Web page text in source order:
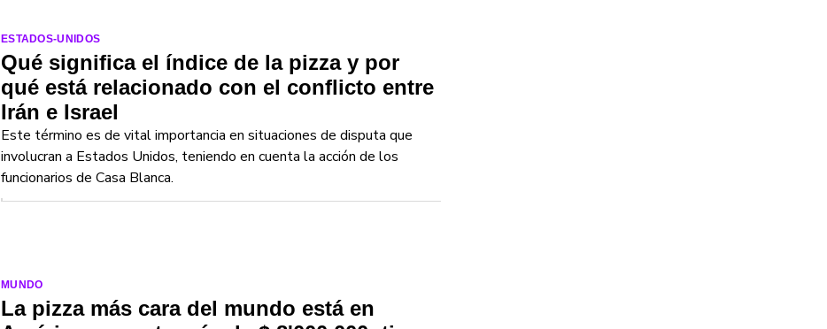
ESTADOS-UNIDOS
Qué significa el índice de la pizza y por
qué está relacionado con el conflicto entre
Irán e Israel
Este término es de vital importancia en situaciones de disputa que
involucran a Estados Unidos, teniendo en cuenta la acción de los
funcionarios de Casa Blanca.
MUNDO
La pizza más cara del mundo está en